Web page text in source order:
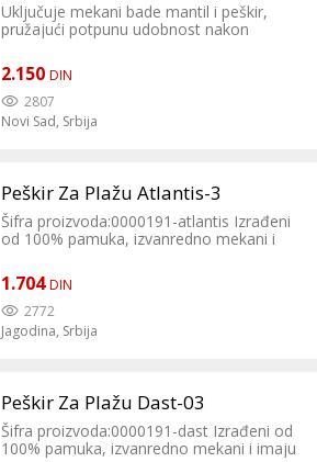
Uključuje mekani bade mantil i peškir,
pružajući potpunu udobnost nakon
2.150 DIN
2807
Novi Sad, Srbija
Peškir Za Plažu Atlantis-3
Šifra proizvoda:0000191-atlantis Izrađeni
od 100% pamuka, izvanredno mekani i
boja daje Vam prednost pri izboru prave
boje za Vas.
1.704DIN
2772
Jagodina, Srbija
Peškir Za Plažu Dast-03
Šifra proizvoda:0000191-dast Izrađeni od
100% pamuka, izvanredno mekani i imaju